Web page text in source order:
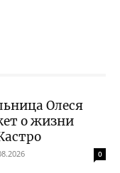
Олеся
о жизни
0